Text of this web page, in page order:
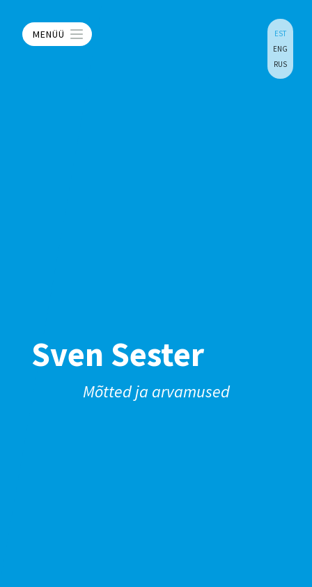
MENÜÜ
EST
ENG
RUS
Sven Sester
Mõtted ja arvamused